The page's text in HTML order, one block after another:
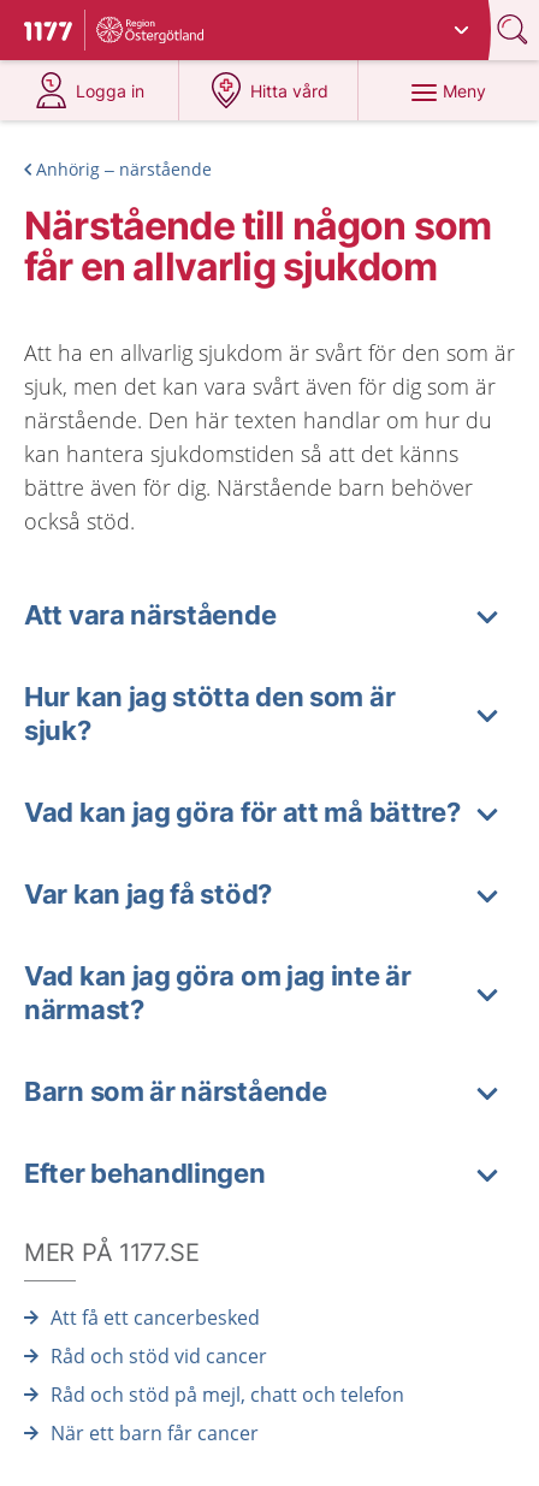
Till startsidan för 1177
Du har valt region
Logga in
på 1177.se
Hitta vård
på 1177.se
Meny
Anhörig – närstående
Närstående till någon som
får en allvarlig sjukdom
Att ha en allvarlig sjukdom är svårt för den som är
sjuk, men det kan vara svårt även för dig som är
närstående. Den här texten handlar om hur du
kan hantera sjukdomstiden så att det känns
bättre även för dig. Närstående barn behöver
också stöd.
Att vara närstående
Hur kan jag stötta den som är
sjuk?
Vad kan jag göra för att må bättre?
Var kan jag få stöd?
Vad kan jag göra om jag inte är
närmast?
Barn som är närstående
Efter behandlingen
MER PÅ 1177.SE
Att få ett cancerbesked
Råd och stöd vid cancer
Råd och stöd på mejl, chatt och telefon
När ett barn får cancer